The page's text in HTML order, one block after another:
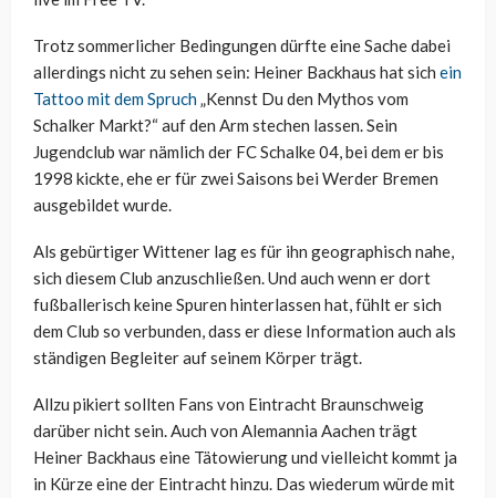
Trotz sommerlicher Bedingungen dürfte eine Sache dabei
allerdings nicht zu sehen sein: Heiner Backhaus hat sich ein
Tattoo mit dem Spruch„Kennst Du den Mythos vom
Schalker Markt?“ auf den Arm stechen lassen. Sein
Jugendclub war nämlich der FC Schalke 04, bei dem er bis
1998 kickte, ehe er für zwei Saisons bei Werder Bremen
ausgebildet wurde.
Als gebürtiger Wittener lag es für ihn geographisch nahe,
sich diesem Club anzuschließen. Und auch wenn er dort
fußballerisch keine Spuren hinterlassen hat, fühlt er sich
dem Club so verbunden, dass er diese Information auch als
ständigen Begleiter auf seinem Körper trägt.
Allzu pikiert sollten Fans von Eintracht Braunschweig
darüber nicht sein. Auch von Alemannia Aachen trägt
Heiner Backhaus eine Tätowierung und vielleicht kommt ja
in Kürze eine der Eintracht hinzu. Das wiederum würde mit